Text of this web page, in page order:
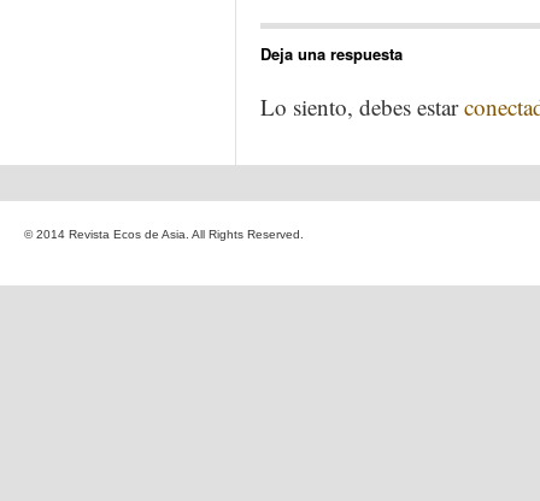
Deja una respuesta
Lo siento, debes estar
© 2014 Revista Ecos de Asia. All Rights Reserved.